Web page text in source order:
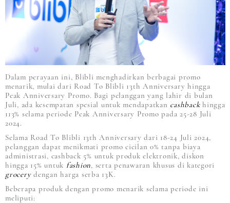
Dalam perayaan ini, Blibli menghadirkan berbagai promo
menarik, mulai dari Road To Blibli 13th Anniversary hingga
Peak Anniversary Promo. Bagi pelanggan yang lahir di bulan
Juli, ada kesempatan spesial untuk mendapatkan cashbackhingga
113% selama periode Peak Anniversary Promo pada 25-28 Juli
2024.
Selama Road To Blibli 13th Anniversary dari 18-24 Juli 2024,
pelanggan dapat menikmati promo cicilan 0% tanpa biaya
administrasi, cashback 5% untuk produk elektronik, diskon
hingga 15% untuk fashion, serta penawaran khusus di kategori
grocerydengan harga serba 13K.
Beberapa produk dengan promo menarik selama periode ini
meliputi: